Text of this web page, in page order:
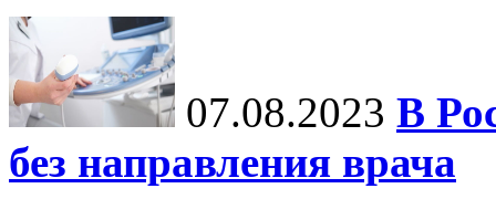
07.08.2023 В
без направления врача